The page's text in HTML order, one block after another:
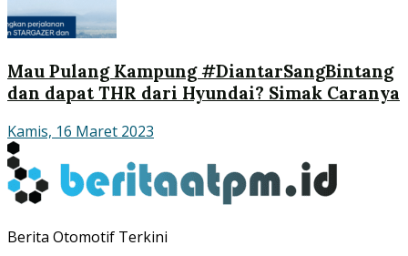
Mau Pulang Kampung #DiantarSangBintang
dan dapat THR dari Hyundai? Simak Caranya
Kamis, 16 Maret 2023
Berita Otomotif Terkini